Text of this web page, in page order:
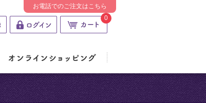
0
お電話でのご注文はこちら